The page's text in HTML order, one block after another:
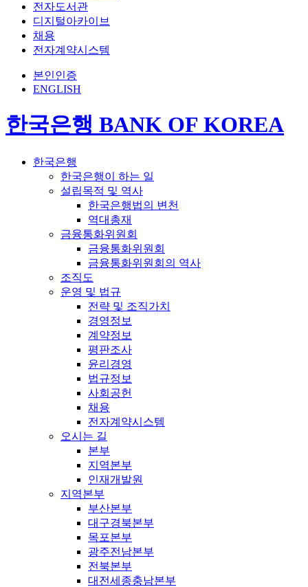
전자도서관
디지털아카이브
채용
전자계약시스템
본인인증
ENGLISH
한국은행 BANK OF KOREA
한국은행
한국은행이 하는 일
설립목적 및 역사
한국은행법의 변천
역대총재
금융통화위원회
금융통화위원회
금융통화위원회의 역사
조직도
운영 및 법규
전략 및 조직가치
경영정보
계약정보
평판조사
윤리경영
법규정보
사회공헌
채용
전자계약시스템
오시는 길
본부
지역본부
인재개발원
지역본부
부산본부
대구경북본부
목포본부
광주전남본부
전북본부
대전세종충남본부